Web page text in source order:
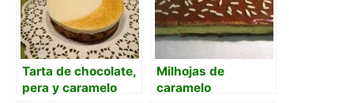
Tarta de chocolate,
pera y caramelo
Milhojas de
caramelo